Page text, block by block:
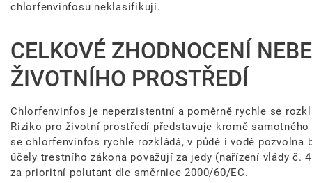
chlorfenvinfosu neklasifikují.
CELKOVÉ ZHODNOCENÍ
ŽIVOTNÍHO PROSTŘEDÍ
Chlorfenvinfos je neperzistentní a poměrně rychle se
Riziko pro životní prostředí představuje kromě
se chlorfenvinfos rychle rozkládá, v půdě i vodě
účely trestního zákona považují za jedy (nařízení vlády č.
za prioritní polutant dle směrnice 2000/60/EC.